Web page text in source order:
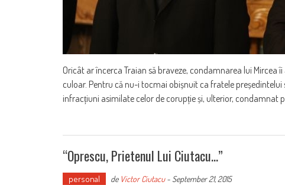
Oricât ar încerca Traian să braveze, condamnarea lui
culoar. Pentru că nu-i tocmai obișnuit ca fratele
infracțiuni asimilate celor de corupție și, ulterior, condamnat
“Oprescu, Prietenul Lui Ciutacu…”
personal de Victor Ciutacu- September 21, 2015